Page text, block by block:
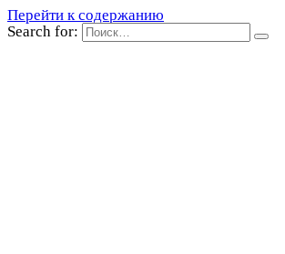
Перейти к содержанию
Search for: